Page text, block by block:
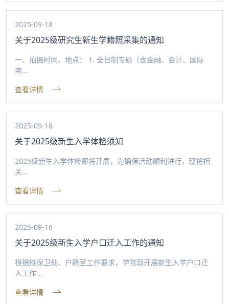
2025-09-18
关于2025级研究生新生学籍照采集的通知
一、拍摄时间、地点： 1. 全日制专硕（含金融、会计、国际
商...
查看详情
2025-09-18
关于2025级新生入学体检须知
2025级新生入学体检即将开展，为确保活动顺利进行，现将相
关...
查看详情
2025-09-16
关于2025级新生入学户口迁入工作的通知
根据校保卫处、户籍室工作要求，学院现开展新生入学户口迁
入工作...
查看详情